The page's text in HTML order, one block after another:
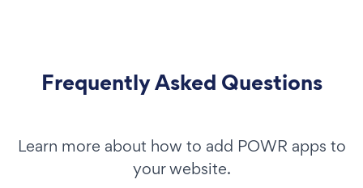
Frequently Asked Questions
Learn more about how to add POWR apps to
your website.